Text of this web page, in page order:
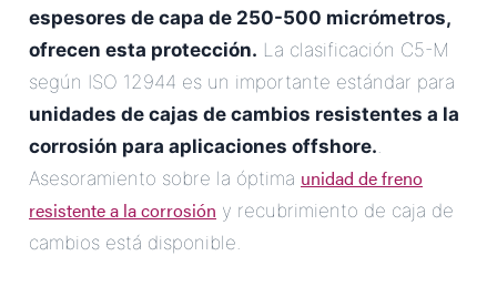
espesores de capa de 250-500 micrómetros,
ofrecen esta protección. La clasificación C5-M
según ISO 12944 es un importante estándar para
unidades de cajas de cambios resistentes a la
corrosión para aplicaciones offshore..
Asesoramiento sobre la óptima unidad de freno
resistente a la corrosión y recubrimiento de caja de
cambios está disponible.